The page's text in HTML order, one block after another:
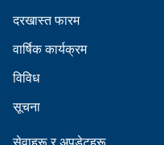
दरखास्त फारम
वार्षिक कार्यक्रम
विविध
सूचना
सेवाहरू र अपडेटहरू